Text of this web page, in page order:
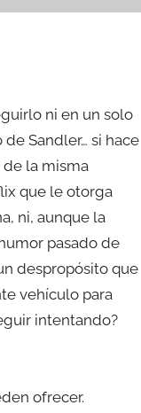
ni en un solo
Sandler… si hace
de la misma
que le otorga
ni, aunque la
pasado de
despropósito que
vehículo para
intentando?
ofrecer.